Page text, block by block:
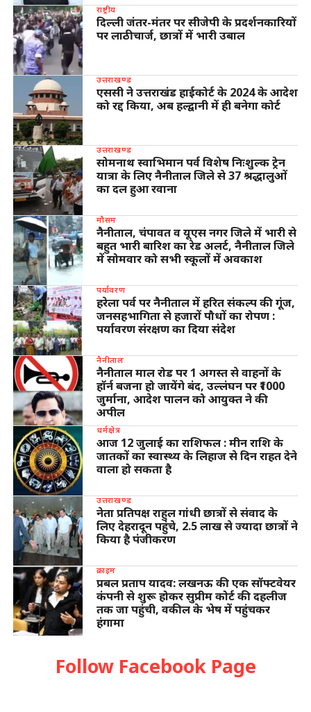
राष्ट्रीय
दिल्ली जंतर-मंतर पर सीजेपी के प्रदर्शनकारियों
पर लाठीचार्ज, छात्रों में भारी उबाल
उत्तराखण्ड
एससी ने उत्तराखंड हाईकोर्ट के 2024 के आदेश
को रद्द किया, अब हल्द्वानी में ही बनेगा कोर्ट
उत्तराखण्ड
सोमनाथ स्वाभिमान पर्व विशेष निःशुल्क ट्रेन
यात्रा के लिए नैनीताल जिले से 37 श्रद्धालुओं
का दल हुआ रवाना
मौसम
नैनीताल, चंपावत व यूएस नगर जिले में भारी से
बहुत भारी बारिश का रेड अलर्ट, नैनीताल जिले
में सोमवार को सभी स्कूलों में अवकाश
पर्यावरण
हरेला पर्व पर नैनीताल में हरित संकल्प की गूंज,
जनसहभागिता से हजारों पौधों का रोपण :
पर्यावरण संरक्षण का दिया संदेश
नैनीताल
नैनीताल माल रोड पर 1 अगस्त से वाहनों के
हॉर्न बजना हो जायेंगे बंद, उल्लंघन पर ₹1000
जुर्माना, आदेश पालन को आयुक्त ने की
अपील
धर्मक्षेत्र
आज 12 जुलाई का राशिफल : मीन राशि के
जातकों का स्वास्थ्य के लिहाज से दिन राहत देने
वाला हो सकता है
उत्तराखण्ड
नेता प्रतिपक्ष राहुल गांधी छात्रों से संवाद के
लिए देहरादून पहुंचे, 2.5 लाख से ज्यादा छात्रों ने
किया है पंजीकरण
क्राइम
प्रबल प्रताप यादव: लखनऊ की एक सॉफ्टवेयर
कंपनी से शुरू होकर सुप्रीम कोर्ट की दहलीज
तक जा पहुंची, वकील के भेष में पहुंचकर
हंगामा
Follow Facebook Page